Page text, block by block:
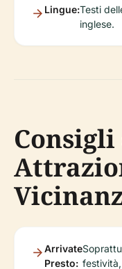
Lingue:Testi
inglese.
Arrivate
Presto: